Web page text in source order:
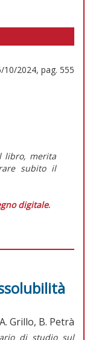
2024, pag. 555
libro, merita
subito il
digitale.
A. Grillo, B. Petrà
di studio sul